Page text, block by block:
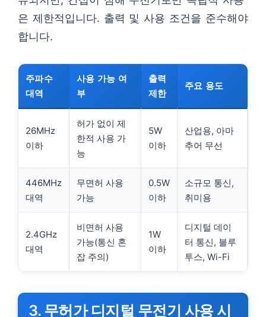
은 제한적입니다. 출력 및 사용 조건을 준수해야
합니다.
주파수
대역
사용 가능 여
부
출력
제한
주요 용도
26MHz
이하
허가 없이 제
한적 사용 가
능
5W
이하
산업용, 아마
추어 무선
446MHz
대역
무면허 사용
가능
0.5W
이하
소규모 통신,
취미용
2.4GHz
대역
비면허 사용
가능(통신 혼
잡 주의)
1W
이하
디지털 데이
터 통신, 블루
투스, Wi-Fi
3. 무허가 디지털 무전기 사용 시